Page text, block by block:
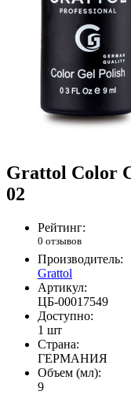
Grattol Color
02
Рейтинг:
0 отзывов
Производитель:
Grattol
Артикул:
ЦБ-00017549
Доступно:
1 шт
Страна:
ГЕРМАНИЯ
Объем (мл):
9